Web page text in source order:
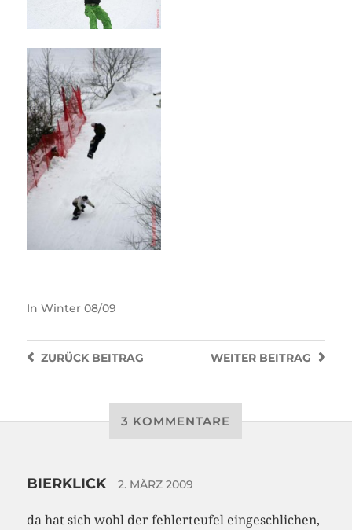
In Winter 08/09
WEITER BEITRAG
ZURÜCKBEITRAG
3 KOMMENTARE
BIERKLICK 2. MÄRZ 2009
da hat sich wohl der fehlerteufel eingeschlichen,